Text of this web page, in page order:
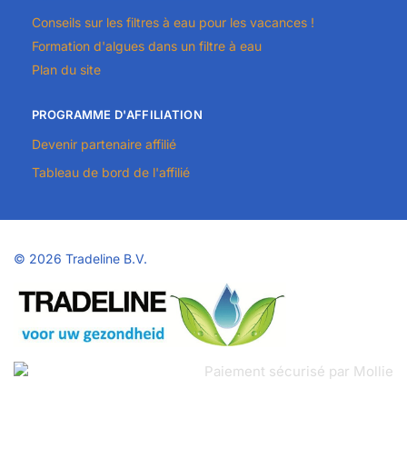
Conseils sur les filtres à eau pour les vacances !
Formation d'algues dans un filtre à eau
Plan du site
PROGRAMME D'AFFILIATION
Devenir partenaire affilié
Tableau de bord de l'affilié
© 2026 Tradeline B.V.